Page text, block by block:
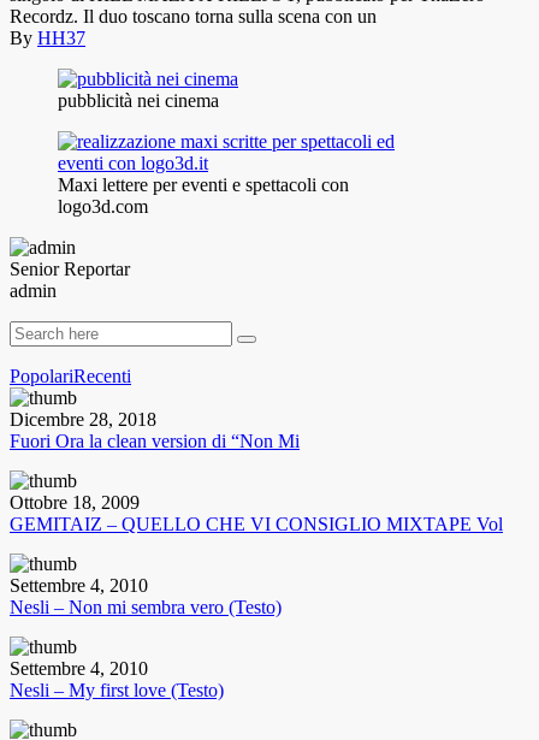
Recordz. Il duo toscano torna sulla scena con un
By HH37
pubblicità nei cinema
Maxi lettere per eventi e spettacoli con
logo3d.com
Senior Reportar
admin
PopolariRecenti
Dicembre 28, 2018
Fuori Ora la clean version di “Non Mi
Ottobre 18, 2009
GEMITAIZ – QUELLO CHE VI CONSIGLIO MIXTAPE Vol
Settembre 4, 2010
Nesli – Non mi sembra vero (Testo)
Settembre 4, 2010
Nesli – My first love (Testo)